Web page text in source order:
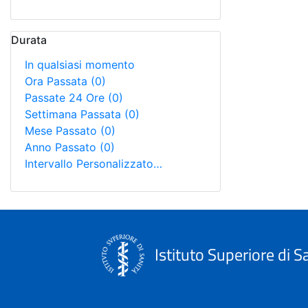
Durata
In qualsiasi momento
Ora Passata (0)
Passate 24 Ore (0)
Settimana Passata (0)
Mese Passato (0)
Anno Passato (0)
Intervallo Personalizzato…
Istituto Superiore di